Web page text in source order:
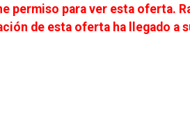
ALUMNI
permiso para ver esta oferta.
de esta oferta ha llegado a